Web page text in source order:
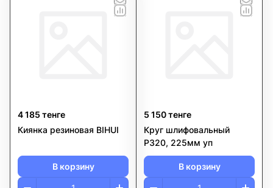
4 185 тенге
Киянка резиновая BIHUI
В корзину
5 150 тенге
Круг шлифовальный
P320, 225мм уп
В корзину